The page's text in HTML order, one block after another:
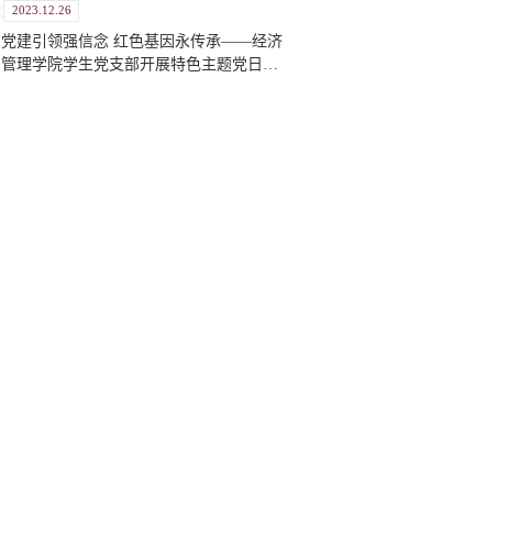
2023.12.26
党建引领强信念 红色基因永传承——经济
管理学院学生党支部开展特色主题党日活